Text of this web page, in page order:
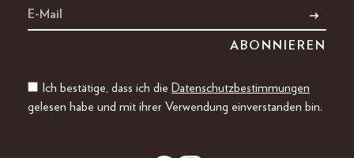
Ich bestätige, dass ich die Datenschutzbestimmungen
gelesen habe und mit ihrer Verwendung einverstanden bin.